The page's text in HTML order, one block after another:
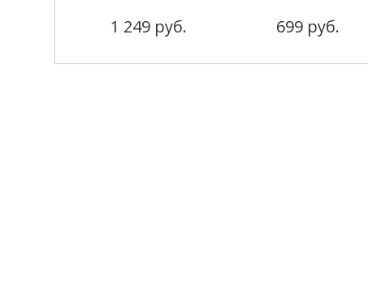
1 249 руб. 699 руб.